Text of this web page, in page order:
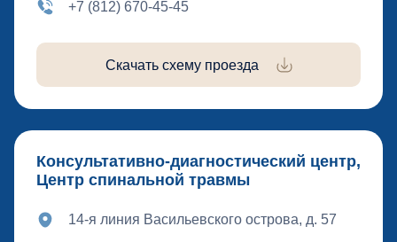
+7 (812) 670-45-45
Скачать схему проезда
Консультативно-диагностический центр,
Центр спинальной травмы
14-я линия Васильевского острова, д. 57